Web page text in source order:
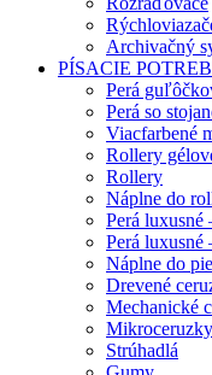
Archivačný
PÍSACIE
Perá
Perá so
Viacfarbené
Rollery
Rollery
Náplne do
Perá luxusné
Perá
Náplne do
Drevené
Mechanické
Mikroceruzky
Strúhadlá